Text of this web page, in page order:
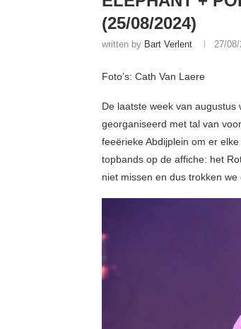
(25/08/2024)
written by Bart Verlent 27/
Foto’s: Cath Van Laere
De laatste week van
georganiseerd met tal van
feeërieke Abdijplein om er
topbands op de affiche: het
niet missen en dus trokken